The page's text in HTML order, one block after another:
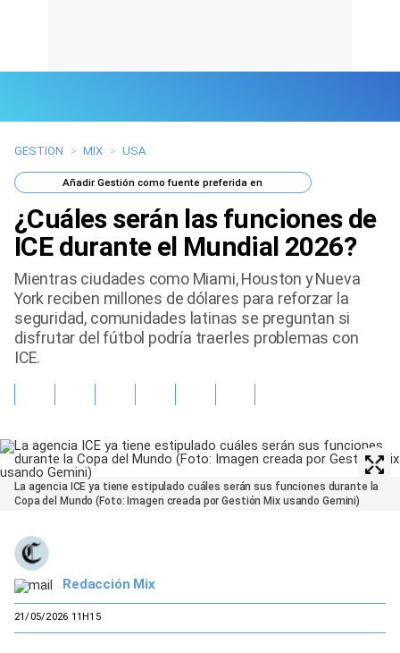
Últimas Noticias
Mi Bolsillo
Respuestas
Gente
Vida Laboral
Tendencias Mix
GESTION > MIX > USA
AñadirGestión como fuente preferida en
¿Cuáles serán las funciones de
ICE durante el Mundial 2026?
Mientras ciudades como Miami, Houston y Nueva
York reciben millones de dólares para reforzar la
seguridad, comunidades latinas se preguntan si
disfrutar del fútbol podría traerles problemas con
ICE.
La agencia ICE ya tiene estipulado cuáles serán sus funciones durante la
Copa del Mundo (Foto: Imagen creada por Gestión Mix usando Gemini)
Redacción Mix
21/05/2026 11H15